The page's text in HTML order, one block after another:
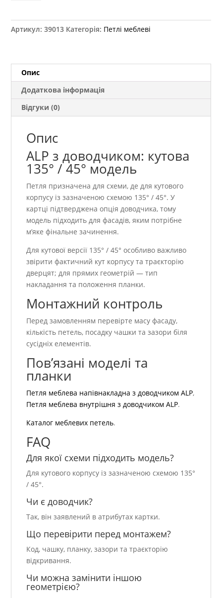
45°
ALP
кількість
Артикул:39013 Категорія: Петлі меблеві
Опис
Додаткова інформація
Відгуки (0)
Опис
ALP з доводчиком: кутова
135° / 45° модель
Петля призначена для схеми, де для кутового
корпусу із зазначеною схемою 135° / 45°. У
картці підтверджена опція доводчика, тому
модель підходить для фасадів, яким потрібне
м’яке фінальне зачинення.
Для кутової версії 135° / 45° особливо важливо
звірити фактичний кут корпусу та траєкторію
дверцят; для прямих геометрій — тип
накладання та положення планки.
Монтажний контроль
Перед замовленням перевірте масу фасаду,
кількість петель, посадку чашки та зазори біля
сусідніх елементів.
Пов’язані моделі та
планки
Петля меблева напівнакладна з доводчиком ALP,
Петля меблева внутрішня з доводчиком ALP.
Каталог меблевих петель.
FAQ
Для якої схеми підходить модель?
Для кутового корпусу із зазначеною схемою 135°
/ 45°.
Чи є доводчик?
Так, він заявлений в атрибутах картки.
Що перевірити перед монтажем?
Код, чашку, планку, зазори та траєкторію
відкривання.
Чи можна замінити іншою
геометрією?